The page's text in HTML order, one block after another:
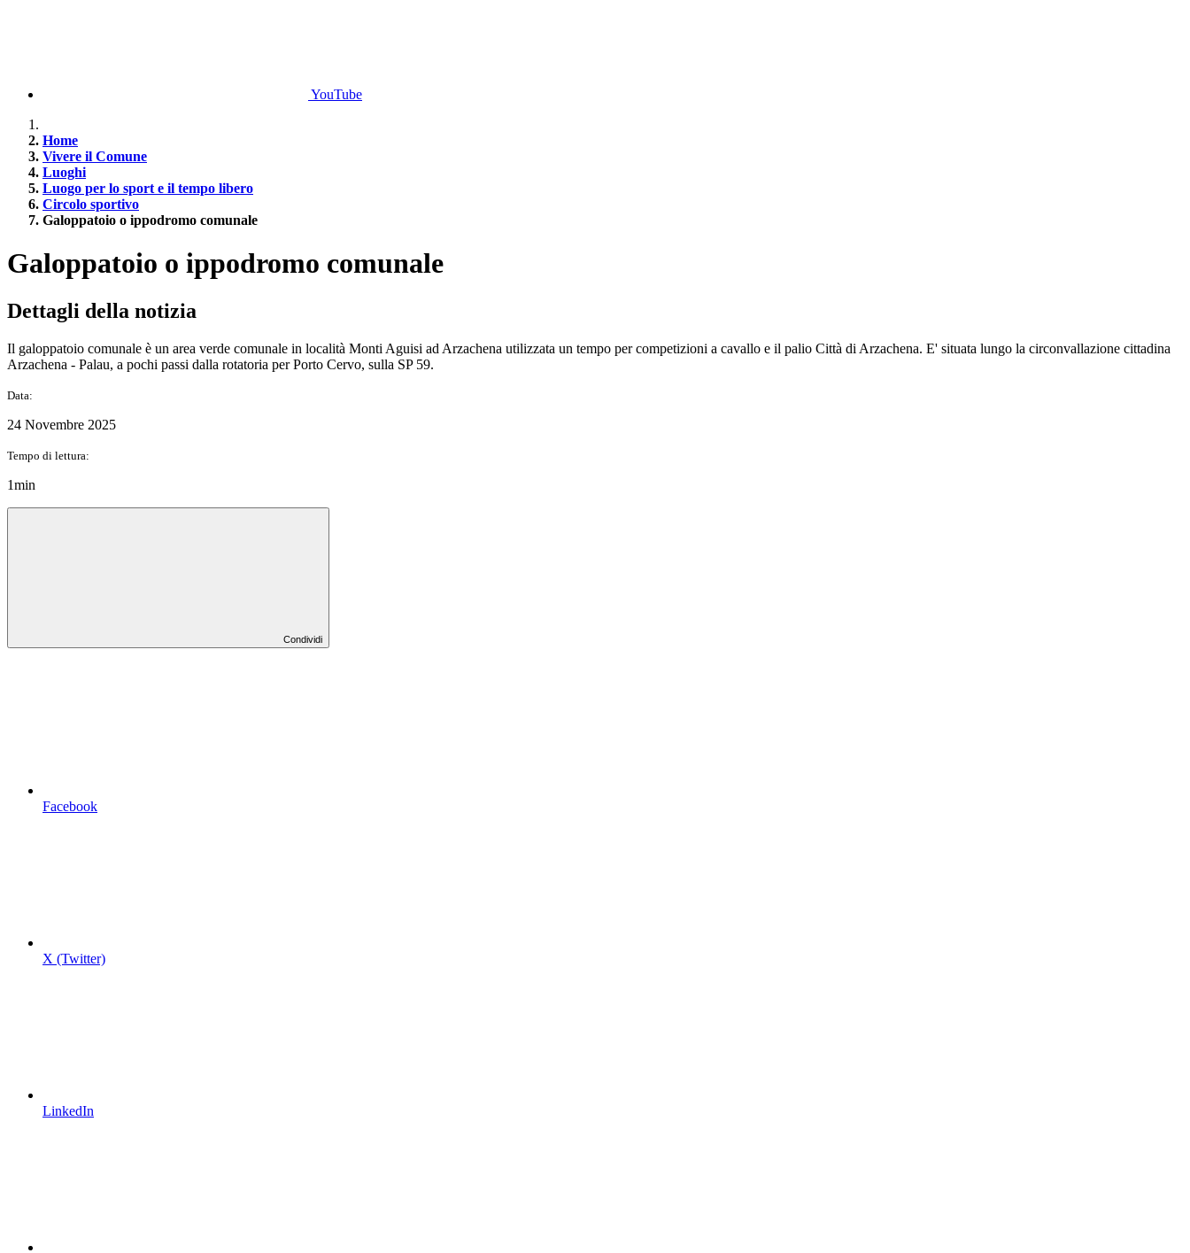
YouTube
Home
Vivere il Comune
Luoghi
Luogo per lo sport e il tempo libero
Circolo sportivo
Galoppatoio o ippodromo comunale
Galoppatoio o ippodromo comunale
Dettagli della notizia
Il galoppatoio comunale è un area verde comunale in località Monti Aguisi ad Arzachena utilizzata un tempo per competizioni a cavallo e il palio Città di Arzachena. E' situata lungo la circonvallazione cittadina
Arzachena - Palau, a pochi passi dalla rotatoria per Porto Cervo, sulla SP 59.
Data:
24 Novembre 2025
Tempo di lettura:
1min
Condividi
Facebook
X (Twitter)
LinkedIn